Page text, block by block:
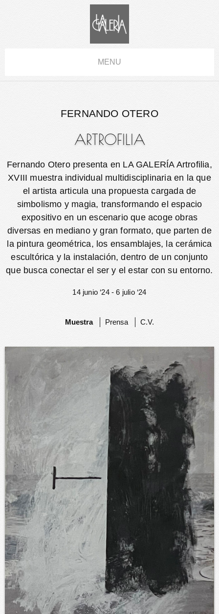
MENU
FERNANDO OTERO
ARTROFILIA
Fernando Otero presenta en LA GALERÍA Artrofilia,
XVIII muestra individual multidisciplinaria en la que
el artista articula una propuesta cargada de
simbolismo y magia, transformando el espacio
expositivo en un escenario que acoge obras
diversas en mediano y gran formato, que parten de
la pintura geométrica, los ensamblajes, la cerámica
escultórica y la instalación, dentro de un conjunto
que busca conectar el ser y el estar con su entorno.
14 junio ‘24 - 6 julio ‘24
Muestra Prensa C.V.